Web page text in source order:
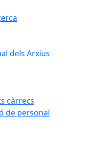
dels Arxius
càrrecs
de personal